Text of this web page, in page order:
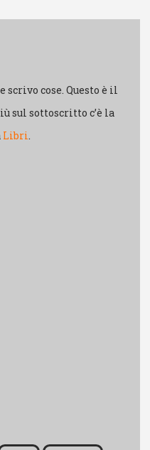
cose. Questo è il
sul sottoscritto c’è la
Libri.